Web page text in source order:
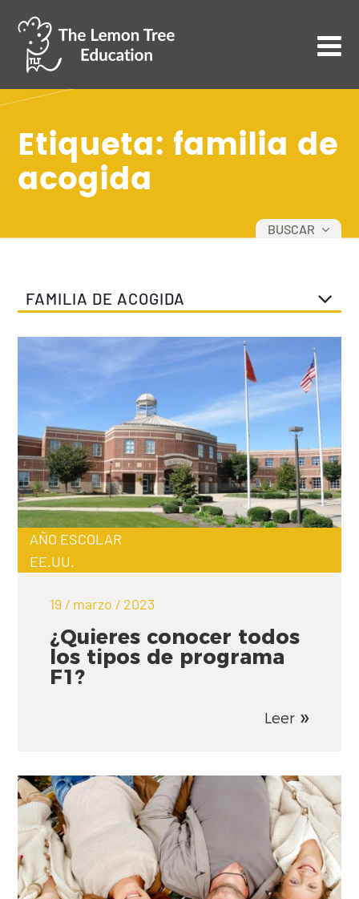
Etiqueta: familia de
acogida
BUSCAR
FAMILIA DE ACOGIDA
DESARROLLO PERSONAL
AÑO ESCOLAR
EE.UU.
19 / marzo / 2023
¿Quieres conocer todos
los tipos de programa
F1?
Leer